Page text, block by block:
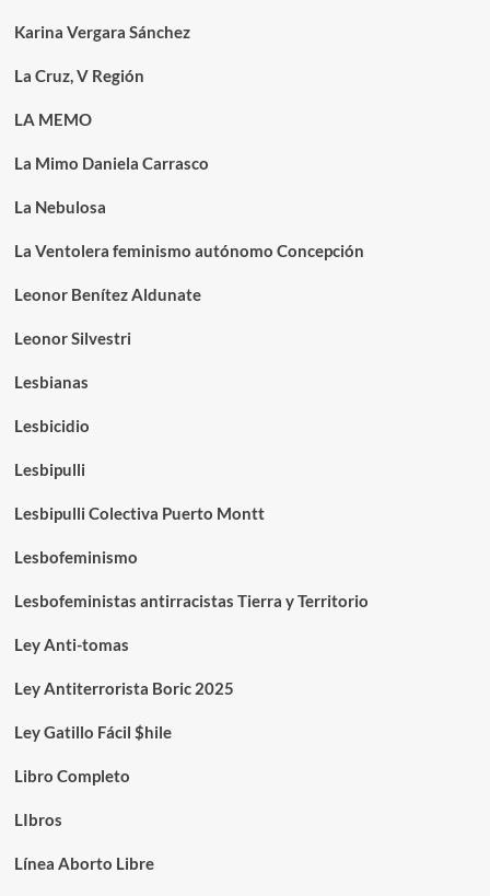
Karina Vergara Sánchez
La Cruz, V Región
LA MEMO
La Mimo Daniela Carrasco
La Nebulosa
La Ventolera feminismo autónomo Concepción
Leonor Benítez Aldunate
Leonor Silvestri
Lesbianas
Lesbicidio
Lesbipulli
Lesbipulli Colectiva Puerto Montt
Lesbofeminismo
Lesbofeministas antirracistas Tierra y Territorio
Ley Anti-tomas
Ley Antiterrorista Boric 2025
Ley Gatillo Fácil $hile
Libro Completo
LIbros
Línea Aborto Libre